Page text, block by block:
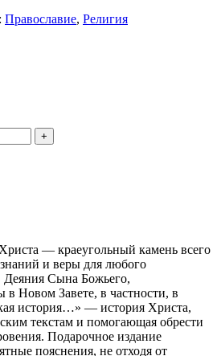
Православие, Религия
+
— краеугольный камень всего
и веры для любого
Деяния Сына Божьего,
Новом Завете, в частности, в
история…» — история Христа,
текстам и помогающая обрести
Подарочное издание
пояснения, не отходя от